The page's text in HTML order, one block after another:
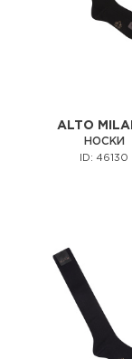
ALTO
НОСКИ
ID: 46130